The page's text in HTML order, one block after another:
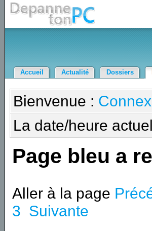
Accueil Actualité Dossiers
Bienvenue :
La date/heure
Page bleu a
Aller à la page
3 Suivante